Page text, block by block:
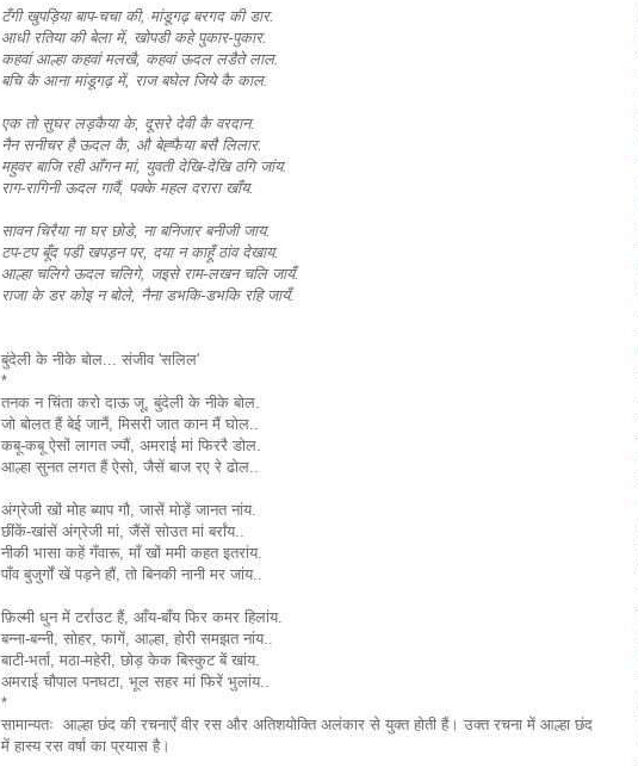
टँगी खुपड़िया बाप-चचा की, मांडूगढ़ बरगद की डार.
आधी रतिया की बेला में, खोपडी कहे पुकार-पुकार.
कहवां आल्हा कहवां मलखै, कहवां ऊदल लडैते लाल.
बचि कै आना मांडूगढ़ में, राज बघेल जिये कै काल.
एक तो सुघर लड़कैया के, दूसरे देवी कै वरदान.
नैन सनीचर है ऊदल कै, औ बेह्फैया बसै लिलार.
महुवर बाजि रही आँगन मां, युवती देखि-देखि ठगि जांय.
राग-रागिनी ऊदल गावैं, पक्के महल दरारा खाँय.
सावन चिरैया ना घर छोडे, ना बनिजार बनीजी जाय.
टप-टप बूँद पडी खपड़न पर, दया न काहूँ ठांव देखाय.
आल्हा चलिगे ऊदल चलिगे, जइसे राम-लखन चलि जायँ.
राजा के डर कोइ न बोले, नैना डभकि-डभकि रहि जायँ.
बुंदेली के नीके बोल...
संजीव 'सलिल'
*
तनक न चिंता करो दाऊ जू, बुंदेली के नीके बोल.
जो बोलत हैं बेई जानैं, मिसरी जात कान मैं घोल..
कबू-कबू ऐसों लागत ज्यौं, अमराई मां फिररै डोल.
आल्हा सुनत लगत हैं ऐसो, जैसें बाज रए रे ढोल..
अंग्रेजी खों मोह ब्याप गौ, जासें मोड़ें जानत नांय.
छींकें-खांसें अंग्रेजी मां, जैंसें सोउत मां बर्रांय..
नीकी भासा कहें गँवारू, माँ खों ममी कहत इतरांय.
पाँव बुजुर्गों खें पड़ने हौं, तो बिनकी नानी मर जांय..
फ़िल्मी धुन में टर्राउट हैं, आँय-बाँय फिर कमर हिलांय.
बन्ना-बन्नी, सोहर, फागें, आल्हा, होरी समझत नांय..
बाटी-भर्ता, मठा-महेरी, छोड़ केक बिस्कुट बें खांय.
अमराई चौपाल पनघटा, भूल सहर मां फिरें भुलांय..
*
सामान्यतः आल्हा छंद की रचनाएँ वीर रस और अतिशयोक्ति अलंकार से युक्त होती हैं। उक्त रचना में आल्हा छंद
में हास्य रस वर्षा का प्रयास है।